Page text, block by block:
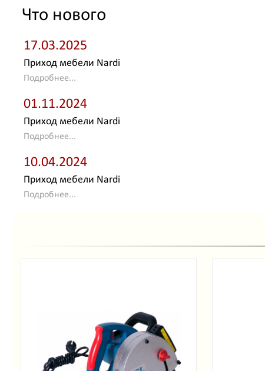
Что нового
17.03.2025
Приход мебели Nardi
Подробнее...
01.11.2024
Приход мебели Nardi
Подробнее...
10.04.2024
Приход мебели Nardi
Подробнее...